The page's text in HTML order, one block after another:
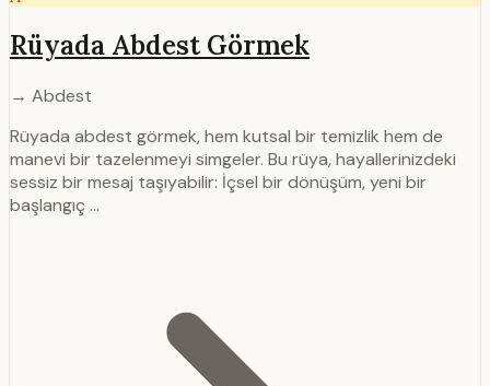
Rüyada Abdest Görmek
→ Abdest
Rüyada abdest görmek, hem kutsal bir temizlik hem de
manevi bir tazelenmeyi simgeler. Bu rüya, hayallerinizdeki
sessiz bir mesaj taşıyabilir: İçsel bir dönüşüm, yeni bir
başlangıç …